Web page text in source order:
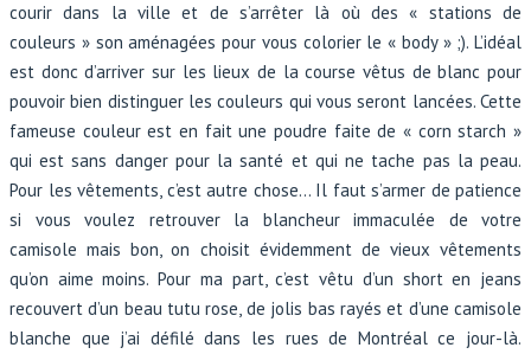
courir dans la ville et de s’arrêter là où des « stations de
couleurs » son aménagées pour vous colorier le « body » ;). L’idéal
est donc d’arriver sur les lieux de la course vêtus de blanc pour
pouvoir bien distinguer les couleurs qui vous seront lancées. Cette
fameuse couleur est en fait une poudre faite de « corn starch »
qui est sans danger pour la santé et qui ne tache pas la peau.
Pour les vêtements, c’est autre chose… Il faut s’armer de patience
si vous voulez retrouver la blancheur immaculée de votre
camisole mais bon, on choisit évidemment de vieux vêtements
qu’on aime moins. Pour ma part, c’est vêtu d’un short en jeans
recouvert d’un beau tutu rose, de jolis bas rayés et d’une camisole
blanche que j’ai défilé dans les rues de Montréal ce jour-là.